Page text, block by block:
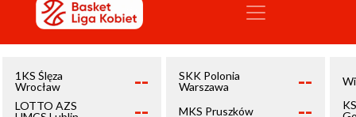
1KS Ślęza
Wrocław
--
LOTTO AZS
--
SKK Polonia
Warszawa
--
MKS Pruszków --